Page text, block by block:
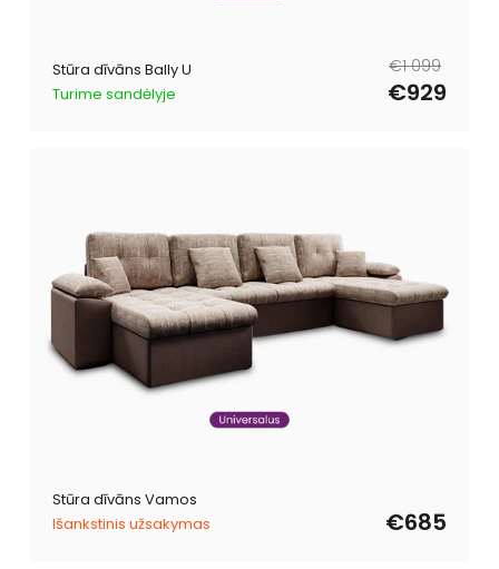
Stūra dīvāns Bally U
Turime sandėlyje
Parastā
€1 099
Pārdošanas
€929
Stūra dīvāns Vamos
Išankstinis užsakymas
€685